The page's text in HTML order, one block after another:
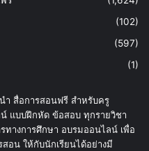
(102)
(597)
(1)
ำ สื่อการสอนฟรี สำหรับครู
แบบฝึกหัด ข้อสอบ ทุกรายวิชา
ทางการศึกษา อบรมออนไลน์ เพื่อ
สอน ให้กับนักเรียนได้อย่างมี